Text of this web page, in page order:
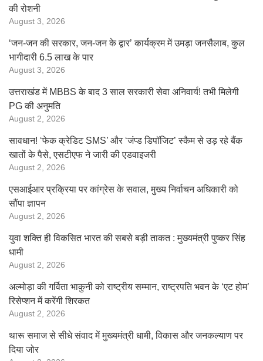
की रोशनी
August 3, 2026
‘जन-जन की सरकार, जन-जन के द्वार’ कार्यक्रम में उमड़ा जनसैलाब, कुल
भागीदारी 6.5 लाख के पार
August 3, 2026
उत्तराखंड में MBBS के बाद 3 साल सरकारी सेवा अनिवार्य! तभी मिलेगी
PG की अनुमति
August 2, 2026
सावधान! ‘फेक क्रेडिट SMS’ और ‘जंप्ड डिपॉजिट’ स्कैम से उड़ रहे बैंक
खातों के पैसे, एसटीएफ ने जारी की एडवाइजरी
August 2, 2026
एसआईआर प्रक्रिया पर कांग्रेस के सवाल, मुख्य निर्वाचन अधिकारी को
सौंपा ज्ञापन
August 2, 2026
युवा शक्ति ही विकसित भारत की सबसे बड़ी ताकत : मुख्यमंत्री पुष्कर सिंह
धामी
August 2, 2026
अल्मोड़ा की गर्विता भाकुनी को राष्ट्रीय सम्मान, राष्ट्रपति भवन के ‘एट होम’
रिसेप्शन में करेंगी शिरकत
August 2, 2026
थारू समाज से सीधे संवाद में मुख्यमंत्री धामी, विकास और जनकल्याण पर
दिया जोर